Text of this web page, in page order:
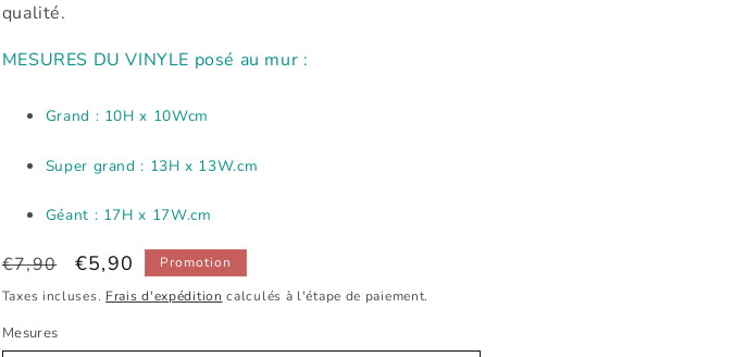
qualité.
MESURES DU VINYLE posé au mur :
Grand : 10H x 10Wcm
Super grand : 13H x 13W.cm
Géant : 17H x 17W.cm
Prix
habituel
€7,90
Prix
promotionnel
€5,90
Promotion
Taxes incluses. Frais d'expédition calculés à l'étape de paiement.
Mesures